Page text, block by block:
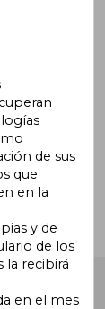
de sus
que
en la
y de
de los
la recibirá
en el mes